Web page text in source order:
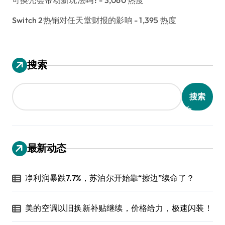
Switch 2热销对任天堂财报的影响 - 1,395 热度
搜索
搜索
最新动态
净利润暴跌7.7%，苏泊尔开始靠“擦边”续命了？
美的空调以旧换新补贴继续，价格给力，极速闪装！